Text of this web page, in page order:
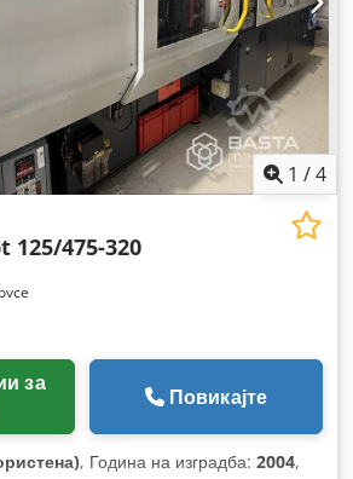
1 /4
125/475-320
Повикајте
, Година на изградба: 2004,